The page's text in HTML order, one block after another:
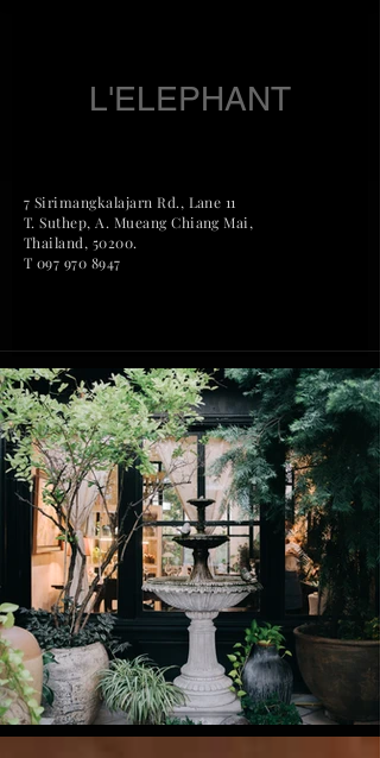
L'ELEPHANT
7 Sirimangkalajarn Rd., Lane 11
T. Suthep, A. Mueang Chiang Mai,
Thailand, 50200.
T 097 970 8947